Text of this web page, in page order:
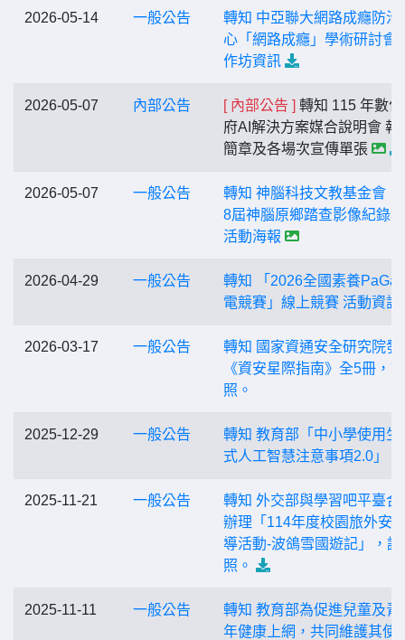
2026-05-14 一般公告
轉知 中亞聯大網路成癮防治
心「網路成癮」學術研討會
作坊資訊
2026-05-07 內部公告 [ 內部公告 ] 轉知 115 年數
府AI解決方案媒合說明會 報
簡章及各場次宣傳單張
2026-05-07 一般公告
轉知 神腦科技文教基金會「
8屆神腦原鄉踏查影像紀錄
活動海報
2026-04-29 一般公告
轉知 「2026全國素養
電競賽」線上競賽 活動資訊
2026-03-17 一般公告
轉知 國家資通安全研究院發
《資安星際指南》全5冊，
照。
2025-12-29 一般公告
轉知 教育部「中小學使用生
式人工智慧注意事項2.0」
2025-11-21 一般公告
轉知 外交部與學習吧平臺合
辦理「114年度校園旅外安
導活動-波鴿雪國遊記」，請
照。
2025-11-11 一般公告
轉知 教育部為促進兒童及青
年健康上網，共同維護其使